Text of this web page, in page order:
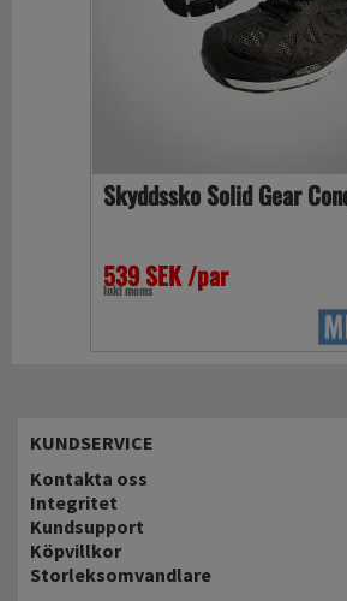
Skyddssko Solid Gear
539 SEK /par
Inkl moms
KUNDSERVICE
Kontakta oss
Integritet
Kundsupport
Köpvillkor
Storleksomvandlare